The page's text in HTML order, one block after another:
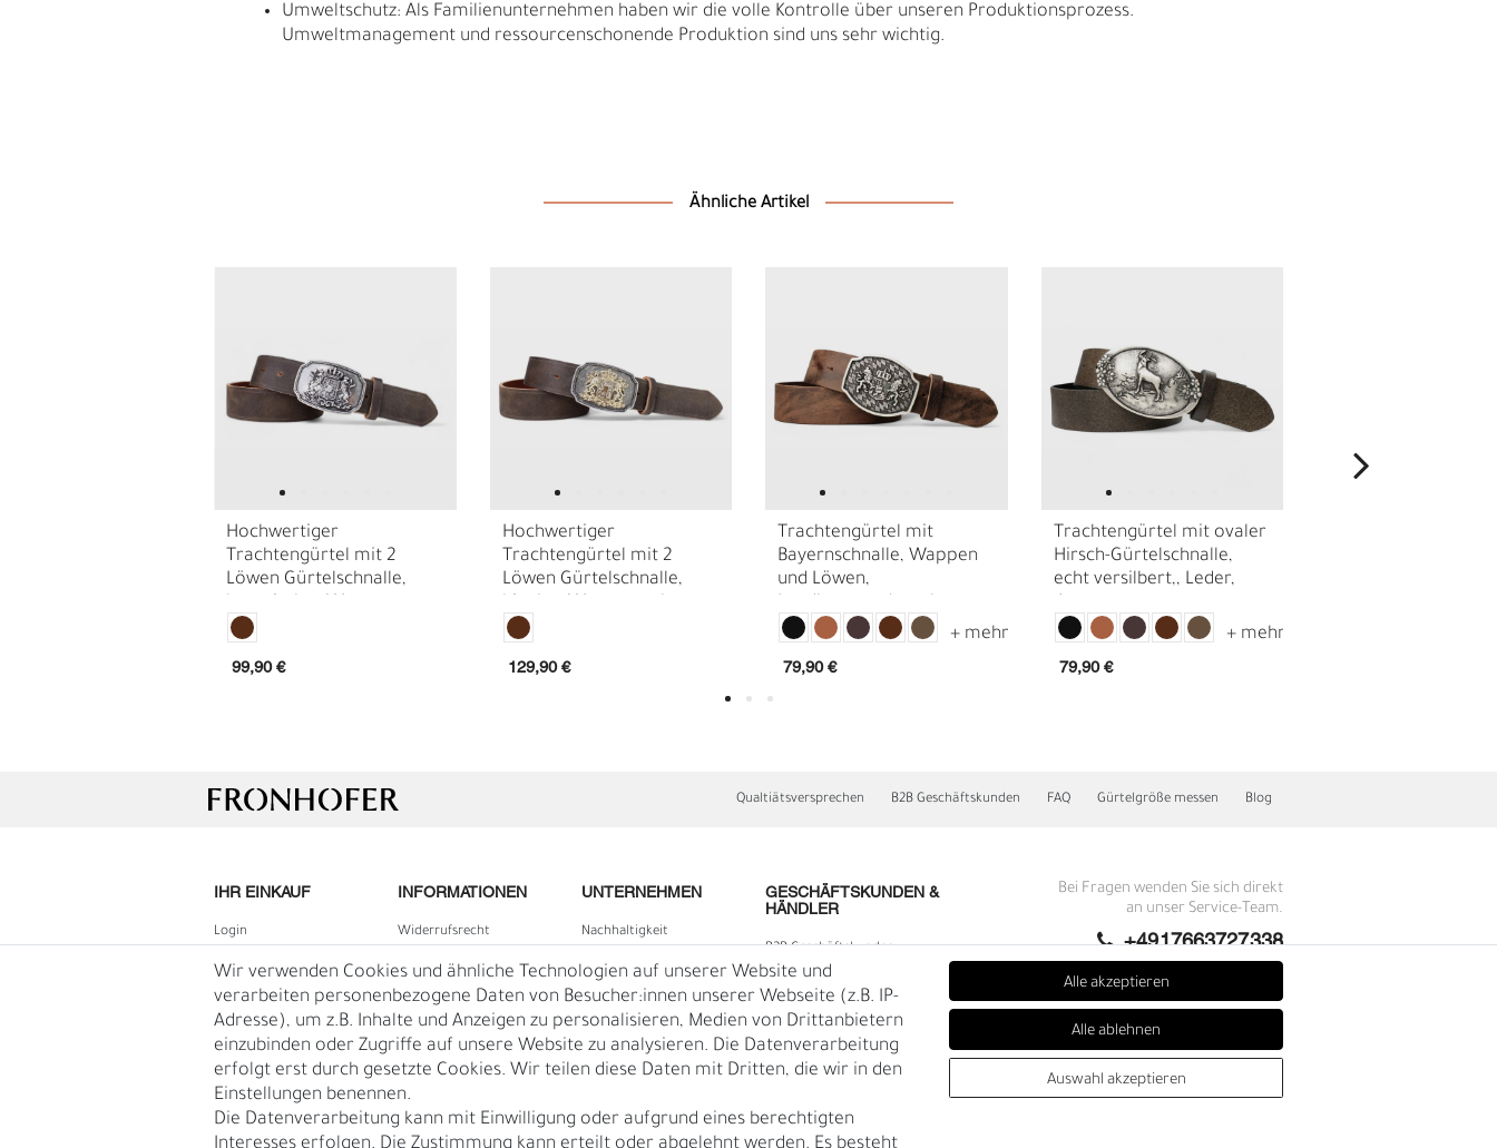
L D N
Umweltschutz: Als Familienunternehmen haben wir die volle Kontrolle über unseren Produktionsprozess.
Umweltmanagement und ressourcenschonende Produktion sind uns sehr wichtig.
Ähnliche Artikel
Hochwertiger
Trachtengürtel mit 2
Löwen Gürtelschnalle,
99,90 €
Hochwertiger
Trachtengürtel mit 2
Löwen Gürtelschnalle,
vergoldet
129,90 €
Trachtengürtel mit
Bayernschnalle, Wappen
und Löwen,
Leder, 4 cm
79,90 €
Trachtengürtel mit ovaler
Hirsch-Gürtelschnalle,
echt versilbert,, Leder,
79,90 €
Qualtiätsversprechen B2B Geschäftskunden FAQ Gürtelgröße messen Blog
IHR EINKAUF
Login
B2B Login
Registrieren
Wunschliste
Warenkorb
Kasse
INFORMATIONEN
Widerrufs­recht
Impressum
Daten­schutz­erklärung
AGB
Blog
Vertrag
widerrufen
UNTERNEHMEN
Nachhaltigkeit
Kontakt
Über uns
Rückgabe
Gürtelgröße messen
GESCHÄFTSKUNDEN &
HÄNDLER
B2B Geschäftskunden
Bei Fragen wenden Sie sich direkt
an unser Service-Team.
+4917663727338
Montag - Freitag, 09:00 - 14:00
info@fronhofer.com
Gürtelmanufaktur Fronhofer,
93053 Regensburg, Nelkenweg 3b
Wir verwenden Cookies und ähnliche Technologien auf unserer Website und
verarbeiten personenbezogene Daten von Besucher:innen unserer Webseite (z.B. IP-
Adresse), um z.B. Inhalte und Anzeigen zu personalisieren, Medien von Drittanbietern
einzubinden oder Zugriffe auf unsere Website zu analysieren. Die Datenverarbeitung
erfolgt erst durch gesetzte Cookies. Wir teilen diese Daten mit Dritten, die wir in den
Einstellungen benennen.
Die Datenverarbeitung kann mit Einwilligung oder aufgrund eines berechtigten
Alle akzeptieren
Alle ablehnen
Auswahl akzeptieren